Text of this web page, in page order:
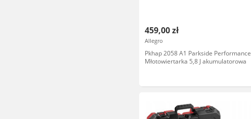
459,00 zł
Allegro
Pkhap 2058 A1 Parkside Performance
Młotowiertarka 5,8 J akumulatorowa